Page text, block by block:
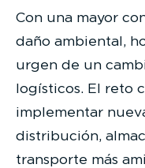
Con una mayor
daño ambiental,
urgen de un
logísticos. El reto
implementar
distribución,
transporte más